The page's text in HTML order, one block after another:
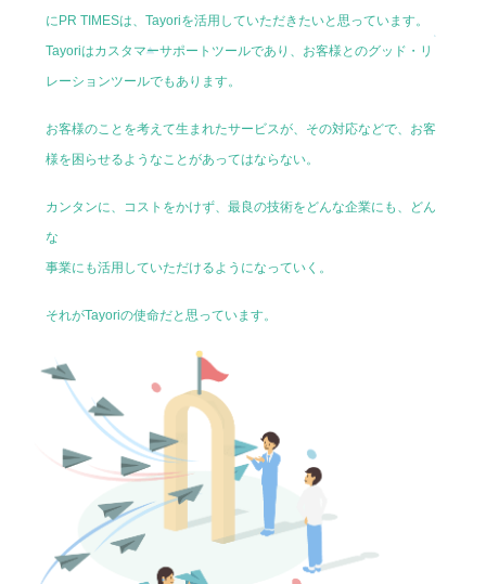
にPR TIMESは、Tayoriを活用していただきたいと思っています。
Tayoriはカスタマーサポートツールであり、お客様とのグッド・リ
レーションツールでもあります。
お客様のことを考えて生まれたサービスが、その対応などで、お客
様を困らせるようなことがあってはならない。
カンタンに、コストをかけず、最良の技術をどんな企業にも、どん
な
事業にも活用していただけるようになっていく。
それがTayoriの使命だと思っています。